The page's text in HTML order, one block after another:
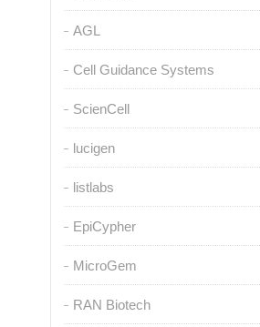
AGL
Cell Guidance Systems
ScienCell
lucigen
listlabs
EpiCypher
MicroGem
RAN Biotech